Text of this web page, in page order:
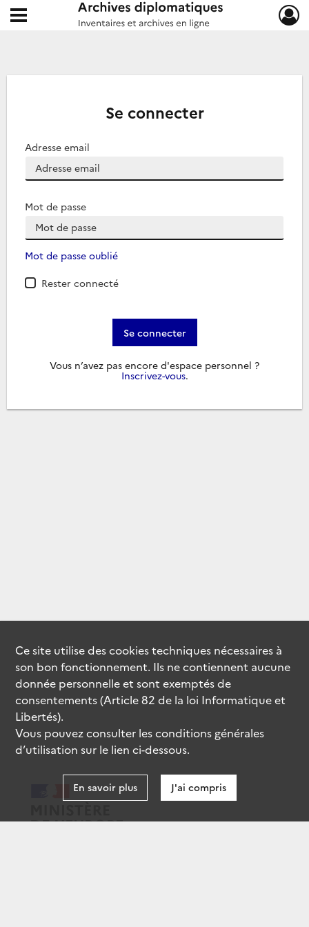
Archives diplomatiques
Ouvrir le menu déroulant
Se connecter
Adresse email
Mot de passe
Mot de passe oublié
Rester connecté
Se connecter
Vous n’avez pas encore d'espace personnel ?
Inscrivez-vous.
Ce site utilise descookiestechniques nécessaires à
son bon fonctionnement. Ils ne contiennent aucune
donnée personnelle et sont exemptés de
consentements (Article 82 de la loi Informatique et
Libertés).
Vous pouvez consulter les conditions générales
d’utilisation sur le lien ci-dessous.
En savoir plus J'ai compris